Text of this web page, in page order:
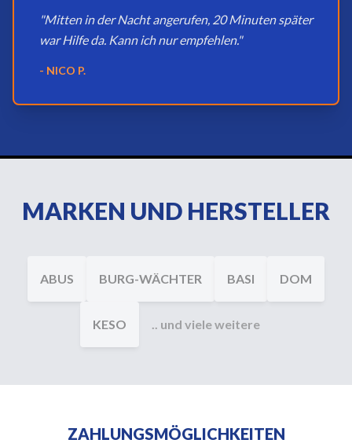
"Mitten in der Nacht angerufen, 20 Minuten später
war Hilfe da. Kann ich nur empfehlen."
- NICO P.
MARKEN UND HERSTELLER
ABUS BURG-WÄCHTER BASI DOM
KESO .. und viele weitere
ZAHLUNGSMÖGLICHKEITEN